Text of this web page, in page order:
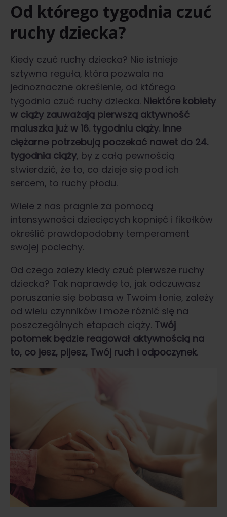
Od którego tygodnia czuć
ruchy dziecka?
Kiedy czuć ruchy dziecka? Nie istnieje
sztywna reguła, która pozwala na
jednoznaczne określenie, od którego
tygodnia czuć ruchy dziecka. Niektóre kobiety
w ciąży zauważają pierwszą aktywność
maluszka już w 16. tygodniu ciąży. Inne
ciężarne potrzebują poczekać nawet do 24.
tygodnia ciąży, by z całą pewnością
stwierdzić, że to, co dzieje się pod ich
sercem, to ruchy płodu.
Wiele z nas pragnie za pomocą
intensywności dziecięcych kopnięć i fikołków
określić prawdopodobny temperament
swojej pociechy.
Od czego zależy kiedy czuć pierwsze ruchy
dziecka? Tak naprawdę to, jak odczuwasz
poruszanie się bobasa w Twoim łonie, zależy
od wielu czynników i może różnić się na
poszczególnych etapach ciąży. Twój
potomek będzie reagował aktywnością na
to, co jesz, pijesz, Twój ruch i odpoczynek.